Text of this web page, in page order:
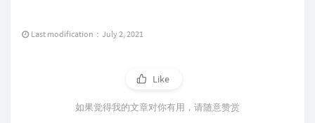
Last modification：July 2, 2021
Like
如果觉得我的文章对你有用，请随意赞赏